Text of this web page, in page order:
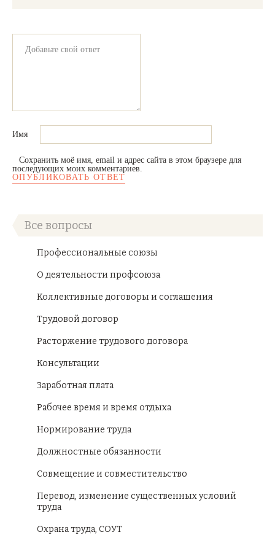
Имя
Сохранить моё имя, email и адрес сайта в этом браузере для
последующих моих комментариев.
Все вопросы
Профессиональные союзы
О деятельности профсоюза
Коллективные договоры и соглашения
Трудовой договор
Расторжение трудового договора
Консультации
Заработная плата
Рабочее время и время отдыха
Нормирование труда
Должностные обязанности
Совмещение и совместительство
Перевод, изменение существенных условий
труда
Охрана труда, СОУТ